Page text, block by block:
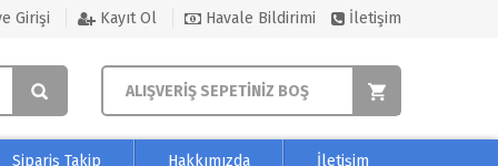
Girişi Kayıt Ol Havale Bildirimi İletişim
ALIŞVERİŞ SEPETİNİZ BOŞ
Sipariş Takip Hakkımızda İletişim